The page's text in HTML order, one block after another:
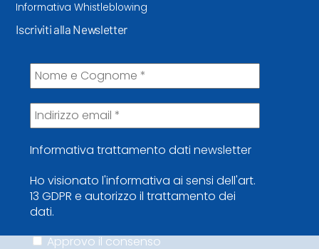
Informativa Whistleblowing
Iscriviti alla Newsletter
Informativa trattamento dati newsletter
Ho visionato l'informativa ai sensi dell'art.
13 GDPR e autorizzo il trattamento dei
dati.
Approvo il consenso